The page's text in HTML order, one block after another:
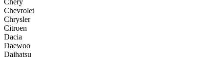
Chevrolet
Chrysler
Citroen
Dacia
Daewoo
Daihatsu